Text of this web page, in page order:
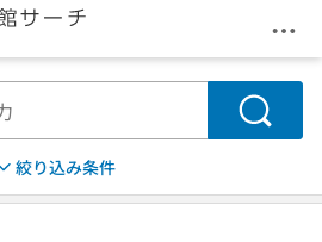
メ
検索
絞り込み条件